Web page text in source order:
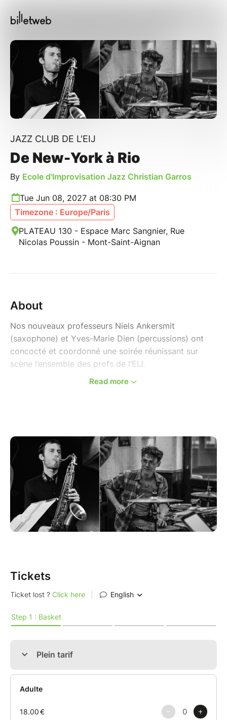
JAZZ CLUB DE L'EIJ
De New-York à Rio
By Ecole d'Improvisation Jazz Christian Garros
Tue Jun 08, 2027 at 08:30 PM
Timezone : Europe/Paris
PLATEAU 130 - Espace Marc Sangnier, Rue
Nicolas Poussin - Mont-Saint-Aignan
About
Nos nouveaux professeurs Niels Ankersmit
(saxophone) et Yves-Marie Dien (percussions) ont
concocté et coordonné une soirée réunissant sur
scène l’ensemble des profs de l’EIJ.
Des États-Unis aux Caraïbes ou au Brésil, sur des
titres de Lee Morgan, Dizzy Gillespie, Mongo
Santamaria ou encore Paquito D’Rivera, le voyage
sera chaloupé et swinguant !
Avec l'ensemble des professeurs de l’École
d’Improvisation Jazz Christian Garros
Read more
Tickets